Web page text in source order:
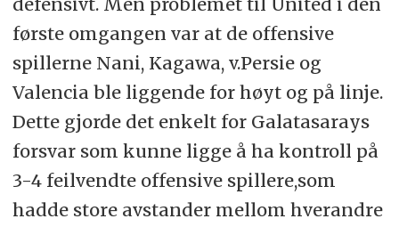
første omgangen var at de offensive
spillerne Nani, Kagawa, v.Persie og
Valencia ble liggende for høyt og på linje.
Dette gjorde det enkelt for Galatasarays
forsvar som kunne ligge å ha kontroll på
3-4 feilvendte offensive spillere,som
hadde store avstander mellom hverandre